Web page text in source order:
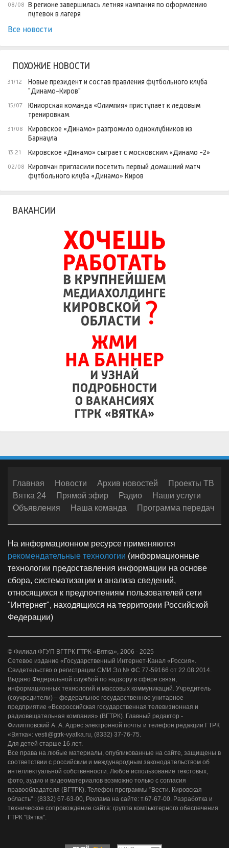
08/08 В регионе завершилась летняя кампания по оформлению
путевок в лагеря
Все новости
ПОХОЖИЕ НОВОСТИ
31/12
Новые президент и состав правления футбольного клуба
"Динамо-Киров"
15/07
Юниорская команда «Олимпия» приступает к ледовым
тренировкам.
31/08
Кировское «Динамо» разгромило одноклубников из
Барнаула
13:21 Кировское «Динамо» сыграет с московским «Динамо -2»
02/08 Кировчан пригласили посетить первый домашний матч
футбольного клуба «Динамо» Киров
ВАКАНСИИ
Главная Новости Архив новостей
Проекты ТВ
Вятка 24
Прямой эфир Радио
Наши услуги
Объявления
Наша команда Программа передач
На информационном ресурсе применяются
рекомендательные технологии (информационные
технологии предоставления информации на основе
сбора, систематизации и анализа сведений,
относящихся к предпочтениям пользователей сети
"Интернет", находящихся на территории Российской
Федерации)
© Филиал ФГУП ВГТРК ГТРК «Вятка», 2006 - 2025
Сетевое издание «Государственный Интернет-Канал «Россия».
Свидетельство о регистрации СМИ Эл № ФС 77-59166 от 22.08.2014.
Выдано Федеральной службой по надзору в сфере связи,
информационных технологий и массовых коммуникаций. Учредитель
(соучредители) – федеральное государственное унитарное
предприятие «Всероссийская государственная телевизионная и
радиовещательная компания» (ВГТРК). Главный редактор -
Филипповский А. А. Адрес электронной почты и телефон редакции ГТРК
«Вятка»: vesti@gtrk-vyatka.ru, (8332) 37-76-75.
Для детей старше 16 лет.
Все права на любые материалы, опубликованные на сайте, защищены в
соответствии с российским и международным законодательством об
интеллектуальной собственности. Любое использование текстовых,
фото, аудио и видеоматериалов возможно только с согласия
правообладателя (ВГТРК). Телефон программы "Вести. Кировская
область" : (8332) 67-63-00, Реклама на сайте: т.67-67-00. Разработка и
техническое сопровождение сайта: группа компьютерного обеспечения
ГТРК "Вятка".